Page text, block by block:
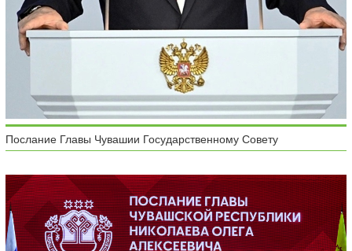
Послание Главы Чувашии Государственному Совету